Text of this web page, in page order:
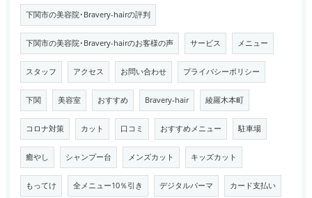
下関市の美容院･Bravery-hairの評判
下関市の美容院･Bravery-hairのお客様の声 サービス メニュー
スタッフ アクセス お問い合わせ プライバシーポリシー
下関 美容室 おすすめ Bravery-hair 綾羅木本町
コロナ対策 カット 口コミ おすすめメニュー 駐車場
癒やし シャンプー台 メンズカット キッズカット
もってけ 全メニュー10％引き デジタルパーマ カード支払い